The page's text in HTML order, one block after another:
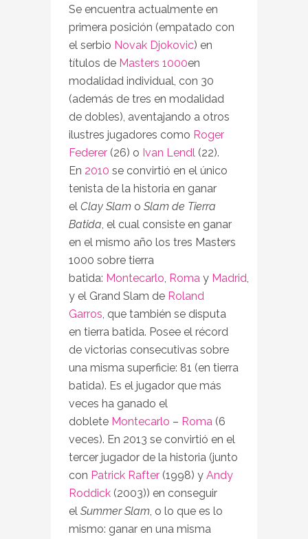
Se encuentra actualmente en
primera posición (empatado con
el serbio Novak Djokovic) en
títulos de Masters 1000en
modalidad individual, con 30
(además de tres en modalidad
de dobles), aventajando a otros
ilustres jugadores como Roger
Federer (26) o Ivan Lendl (22).
En 2010 se convirtió en el único
tenista de la historia en ganar
el Clay Slam o Slam de Tierra
Batida, el cual consiste en ganar
en el mismo año los tres Masters
1000 sobre tierra
batida: Montecarlo, Roma y Madrid,
y el Grand Slam de Roland
Garros, que también se disputa
en tierra batida. Posee el récord
de victorias consecutivas sobre
una misma superficie: 81 (en tierra
batida). Es el jugador que más
veces ha ganado el
doblete Montecarlo – Roma (6
veces). En 2013 se convirtió en el
tercer jugador de la historia (junto
con Patrick Rafter (1998) y Andy
Roddick (2003)) en conseguir
el Summer Slam, o lo que es lo
mismo: ganar en una misma